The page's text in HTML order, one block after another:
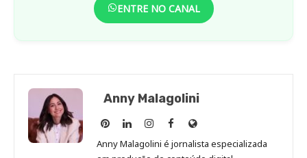
ENTRE NO CANAL
Anny Malagolini
Anny
Malagolini
Anny
Malagolini
Anny
Malagolini
Anny
Malagolini
Site
de
Anny Malagolini é jornalista especializada